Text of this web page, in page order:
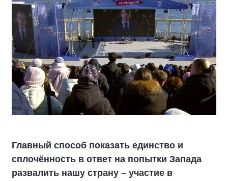
Главный способ показать единство и
сплочённость в ответ на попытки Запада
развалить нашу страну – участие в